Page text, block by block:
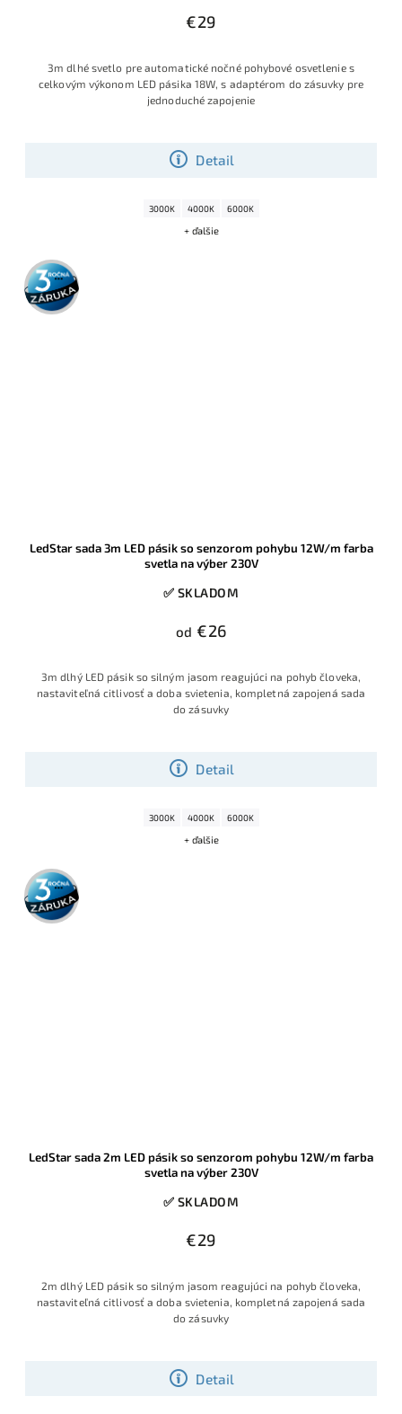
€29
Detail
3m dlhé svetlo pre automatické nočné pohybové osvetlenie s
celkovým výkonom LED pásika 18W, s adaptérom do zásuvky pre
jednoduché zapojenie
3000K 4000K 6000K
+ ďalšie
3 roky
záruka
LedStar sada 3m LED pásik so senzorom pohybu 12W/m farba
svetla na výber 230V
✅ SKLADOM
od €26
Detail
3m dlhý LED pásik so silným jasom reagujúci na pohyb človeka,
nastaviteľná citlivosť a doba svietenia, kompletná zapojená sada
do zásuvky
3000K 4000K 6000K
+ ďalšie
3 roky
záruka
LedStar sada 2m LED pásik so senzorom pohybu 12W/m farba
svetla na výber 230V
✅ SKLADOM
€29
Detail
2m dlhý LED pásik so silným jasom reagujúci na pohyb človeka,
nastaviteľná citlivosť a doba svietenia, kompletná zapojená sada
do zásuvky